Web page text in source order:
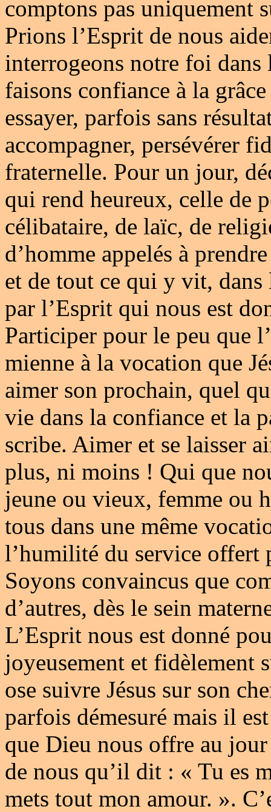
comptons pas uniquement
Prions l’Esprit de nous
interrogeons notre foi dans
faisons confiance à la
essayer, parfois sans
accompagner, persévérer
fraternelle. Pour un jour,
qui rend heureux, celle de
célibataire, de laïc, de
d’homme appelés à
et de tout ce qui y vit,
par l’Esprit qui nous est
Participer pour le peu que
mienne à la vocation que
aimer son prochain, quel
vie dans la confiance et la
scribe. Aimer et se laisser
plus, ni moins ! Qui que
jeune ou vieux, femme ou
tous dans une même
l’humilité du service offert
Soyons convaincus que
d’autres, dès le sein
L’Esprit nous est donné
joyeusement et fidèlement
ose suivre Jésus sur son
parfois démesuré mais il
que Dieu nous offre au jour
de nous qu’il dit : « Tu es
mets tout mon amour. ».